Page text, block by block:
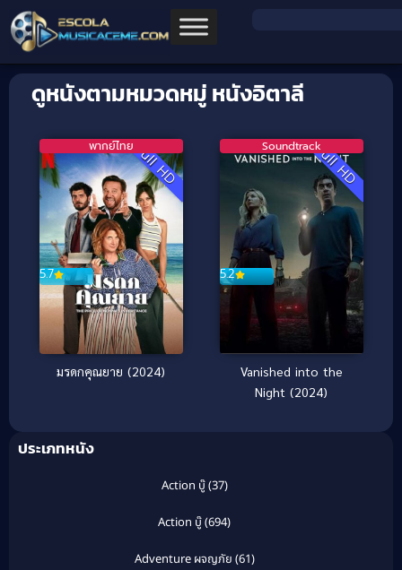
ดูหนังตามหมวดหมู่ หนังอิตาลี
Full HD
5.7
พากย์ไทย
มรดกคุณยาย (2024)
Full HD
5.2
Soundtrack
Vanished into the
Night (2024)
ประเภทหนัง
Action บู๊(37)
Action บู๊(694)
Adventure ผจญภัย (61)